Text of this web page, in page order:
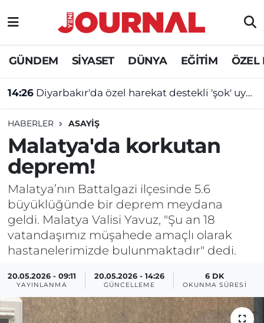
GÜNDEM SİYASET DÜNYA EĞİTİM ÖZEL
13:51 Plajlarda yeni dönem başlıyor: Karar Resmi Gazete'de!
HABERLER ASAYİŞ
Malatya'da korkutan
deprem!
Malatya’nın Battalgazi ilçesinde 5.6
büyüklüğünde bir deprem meydana
geldi. Malatya Valisi Yavuz, "Şu an 18
vatandaşımız müşahede amaçlı olarak
hastanelerimizde bulunmaktadır" dedi.
20.05.2026 - 09:11
YAYINLANMA
20.05.2026 - 14:26
GÜNCELLEME
6 DK
OKUNMA SÜRESI
GÜNDEM
SİYASET
DÜNYA
EĞİTİM
ÖZEL HABER
Nöbetçi Eczaneler
Hava Durumu
Süper Lig Puan Durumu ve Fikstür
Tüm Manşetler
Son Dakika Haberleri
Haber Arşivi